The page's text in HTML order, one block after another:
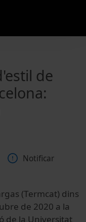
de
Notificar
(Termcat) dins
de 2020 a la
de la Universitat